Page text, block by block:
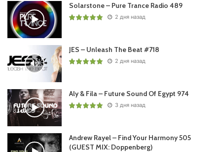
Пользовательская оценка:Будь первым !
Solarstone – Pure Trance Radio 489
2 дня назад
JES – Unleash The Beat #718
2 дня назад
Aly & Fila – Future Sound Of Egypt 974
3 дня назад
Andrew Rayel – Find Your Harmony 505
(GUEST MIX: Doppenberg)